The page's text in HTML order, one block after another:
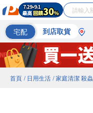
宅配 到店取貨
首頁 / 日用生活 / 家庭清潔 殺蟲